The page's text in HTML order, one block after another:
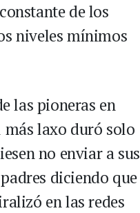
de los
niveles mínimos
las pioneras en
más laxo duró solo
no enviar a sus
diciendo que
en las redes